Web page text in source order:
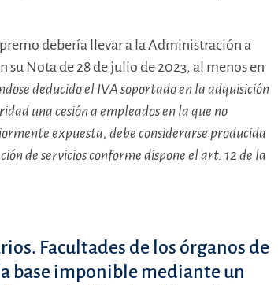
debería llevar a la Administración a
su Nota de 28 de julio de 2023, al menos en
deducido el IVA soportado en la adquisición
una cesión a empleados en la que no
expuesta, debe considerarse producida
de servicios conforme dispone el art. 12 de la
Facultades de los órganos de
base imponible mediante un